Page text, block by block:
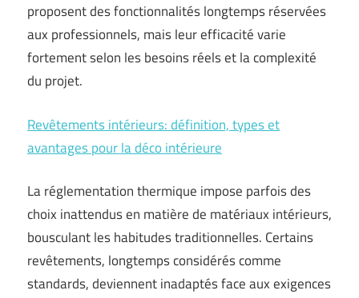
proposent des fonctionnalités longtemps réservées
aux professionnels, mais leur efficacité varie
fortement selon les besoins réels et la complexité
du projet.
Revêtements intérieurs: définition, types et
avantages pour la déco intérieure
La réglementation thermique impose parfois des
choix inattendus en matière de matériaux intérieurs,
bousculant les habitudes traditionnelles. Certains
revêtements, longtemps considérés comme
standards, deviennent inadaptés face aux exigences